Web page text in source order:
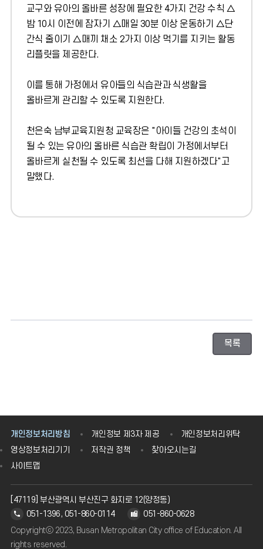
교구와 유아의 올바른 성장에 필요한 4가지 건강 수칙 △
밤 10시 이전에 잠자기 △매일 30분 이상 운동하기 △단
간식 줄이기 △매끼 채소 2가지 이상 먹기를 지키는 활동
리플릿을 제공한다.
이를 통해 가정에서 유아들의 식습관과 식생활을
올바르게 관리할 수 있도록 지원한다.
천은숙 남부교육지원청 교육장은 "아이들 건강의 초석이
될 수 있는 유아의 올바른 식습관 확립이 가정에서부터
올바르게 실천될 수 있도록 최선을 다해 지원하겠다"고
말했다.
목록
개인정보처리방침 개인정보 제3자 제공
개인정보처리위탁
영상정보처리기기
저작권 정책
찾아오시는길
사이트맵
[47119] 부산광역시 부산진구 화지로 12(양정동)
051-1396, 051-860-0114
051-860-0628
Copyrightⓒ 2023, Busan Metropolitan City office of Education. All
rights reserved.